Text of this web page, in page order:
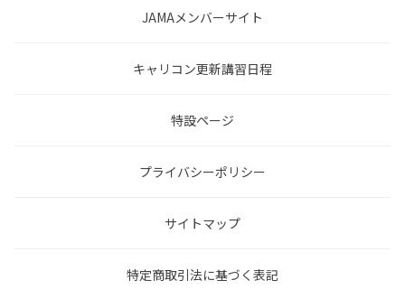
JAMAメンバーサイト
キャリコン更新講習日程
特設ページ
プライバシーポリシー
サイトマップ
特定商取引法に基づく表記